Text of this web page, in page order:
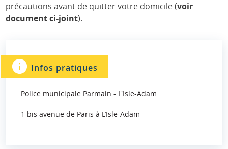
précautions avant de quitter votre domicile (voir
document ci-joint).
Infos pratiques
Police municipale Parmain - L'Isle-Adam :
1 bis avenue de Paris à L’Isle-Adam